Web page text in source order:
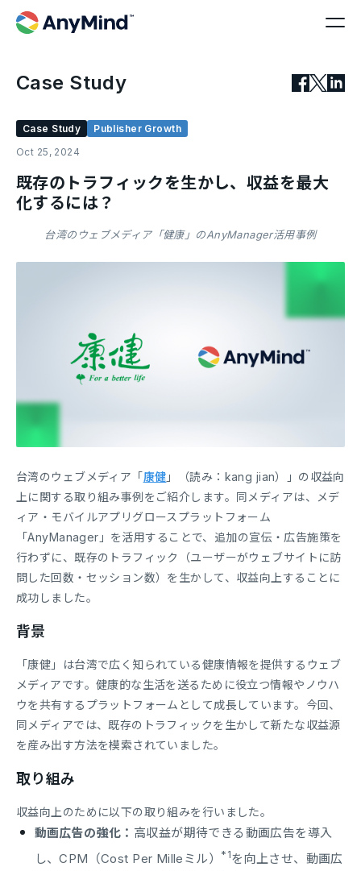
Case Study
Case Study
Publisher Growth
Oct 25, 2024
既存のトラフィックを生かし、収益を最大
化するには？
台湾のウェブメディア「健康」のAnyManager活用事例
台湾のウェブメディア「康健 」（読み：kang jian）」の収益向
上に関する取り組み事例をご紹介します。同メディアは、メデ
ィア・モバイルアプリグロースプラットフォーム
「AnyManager」を活用することで、追加の宣伝・広告施策を
行わずに、既存のトラフィック（ユーザーがウェブサイトに訪
問した回数・セッション数）を生かして、収益向上することに
成功しました。
背景
「康健」は台湾で広く知られている健康情報を提供するウェブ
メディアです。健康的な生活を送るために役立つ情報やノウハ
ウを共有するプラットフォームとして成長しています。今回、
同メディアでは、既存のトラフィックを生かして新たな収益源
を産み出す方法を模索されていました。
取り組み
収益向上のために以下の取り組みを行いました。
動画広告の強化： 高収益が期待できる動画広告を導入
し、CPM（Cost Per Milleミル）
*1を向上させ、動画広